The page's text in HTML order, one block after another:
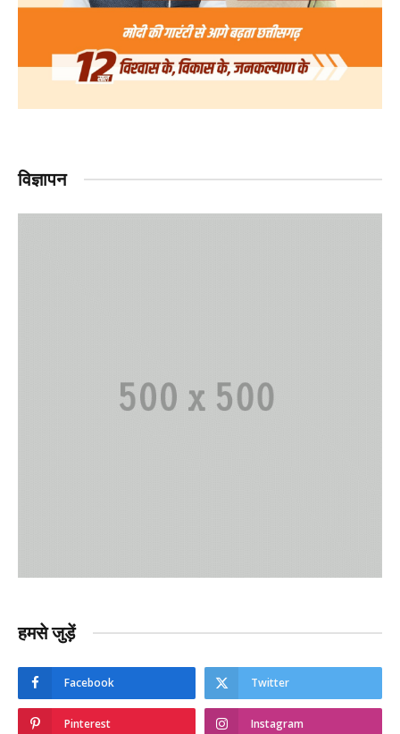
विज्ञापन
हमसे जुड़ें
Facebook Twitter
Pinterest Instagram